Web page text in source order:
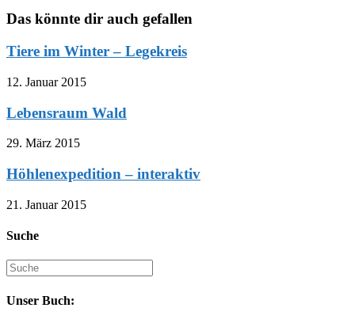
Das könnte dir auch gefallen
Tiere im Winter – Legekreis
12. Januar 2015
Lebensraum Wald
29. März 2015
Höhlenexpedition – interaktiv
21. Januar 2015
Suche
Suche
nach:
Unser Buch: